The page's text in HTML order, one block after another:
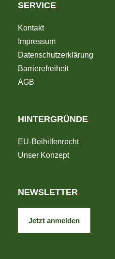
SERVICE.
Kontakt
Impressum
Datenschutzerklärung
Barrierefreiheit
AGB
HINTERGRÜNDE.
EU-Beihilfenrecht
Unser Konzept
NEWSLETTER.
Jetzt anmelden